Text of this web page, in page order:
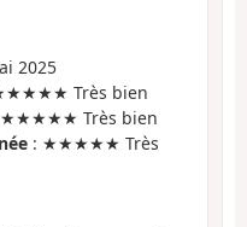
2025
Très bien
Très bien
: ★★★★★ Très